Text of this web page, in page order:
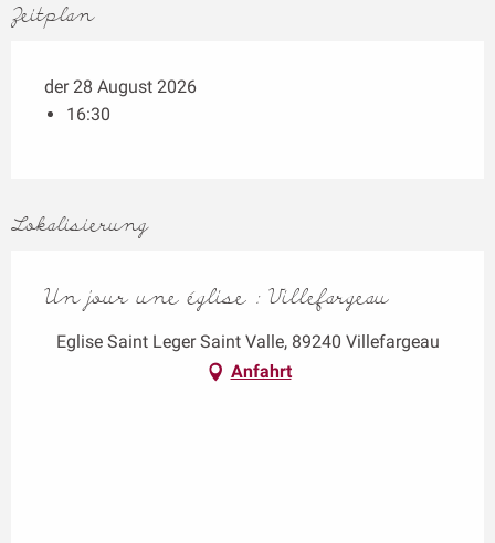
Zeitplan
der 28 August 2026
16:30
Lokalisierung
Un jour une église : Villefargeau
Eglise Saint Leger Saint Valle, 89240 Villefargeau
Anfahrt